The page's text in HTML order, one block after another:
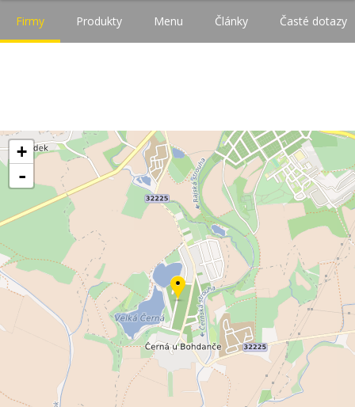
Firmy Produkty Menu Články Časté dotazy
+
-